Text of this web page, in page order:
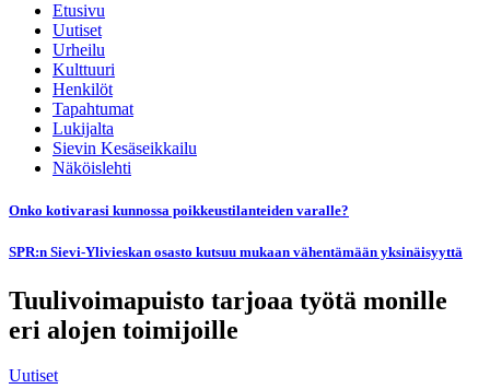
Etusivu
Uutiset
Urheilu
Kulttuuri
Henkilöt
Tapahtumat
Lukijalta
Sievin Kesäseikkailu
Näköislehti
Onko kotivarasi kunnossa poikkeustilanteiden varalle?
SPR:n Sievi-Ylivieskan osasto kutsuu mukaan vähentämään yksinäisyyttä
Tuulivoimapuisto tarjoaa työtä monille
eri alojen toimijoille
Uutiset